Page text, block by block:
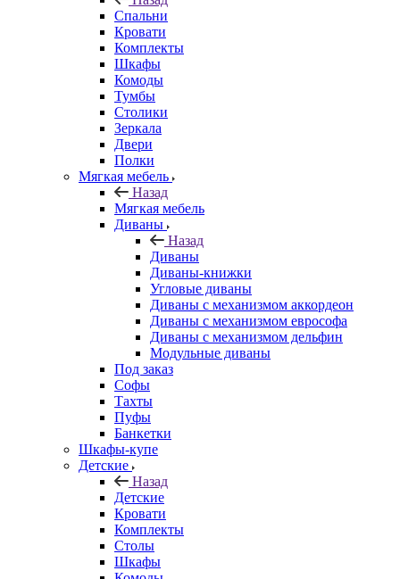
Спальни
Кровати
Комплекты
Шкафы
Комоды
Тумбы
Столики
Зеркала
Двери
Полки
Мягкая мебель
Назад
Мягкая мебель
Диваны
Назад
Диваны
Диваны-книжки
Угловые диваны
Диваны с механизмом аккордеон
Диваны с механизмом еврософа
Диваны с механизмом дельфин
Модульные диваны
Под заказ
Софы
Тахты
Пуфы
Банкетки
Шкафы-купе
Детские
Назад
Детские
Кровати
Комплекты
Столы
Шкафы